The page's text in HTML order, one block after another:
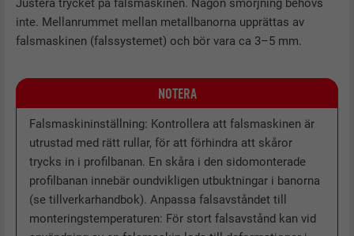
Justera trycket på falsmaskinen. Någon smörjning behövs
inte. Mellanrummet mellan metallbanorna upprättas av
falsmaskinen (falssystemet) och bör vara ca 3–5 mm.
NOTERA
Falsmaskininställning: Kontrollera att falsmaskinen är
utrustad med rätt rullar, för att förhindra att skåror
trycks in i profilbanan. En skåra i den sidomonterade
profilbanan innebär oundvikligen utbuktningar i banorna
(se tillverkarhandbok). Anpassa falsavståndet till
monteringstemperaturen: För stort falsavstånd kan vid
EFTERNAMN _gid
1 dag
ÄNDAMÅL
Registrerar ett unikt ID som används
för att generera statistiska data om
hur besökare använder webbplatsen.
EFTERNAMN _gaexp
ÄNDAMÅL
information, särskilt ditt föredragna
språk, hur många sökresultat du vill
visa per sida (t.ex. 10 eller 20) och om
ska vara aktiverat.
lang
LEVERANTÖRER ads.linkedin.com
PROCEDUR Session